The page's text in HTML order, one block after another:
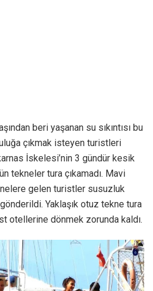
beri yaşanan su sıkıntısı bu
çıkmak isteyen turistleri
İskelesi’nin 3 gündür kesik
tekneler tura çıkamadı. Mavi
gelen turistler susuzluk
Yaklaşık otuz tekne tura
otellerine dönmek zorunda kaldı.